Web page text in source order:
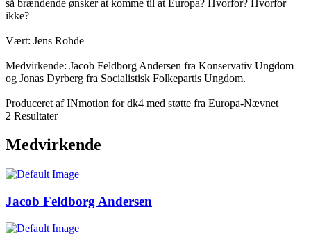
så brændende ønsker at komme til at Europa? Hvorfor? Hvorfor
ikke?
Vært: Jens Rohde
Medvirkende: Jacob Feldborg Andersen fra Konservativ Ungdom
og Jonas Dyrberg fra Socialistisk Folkepartis Ungdom.
Produceret af INmotion for dk4 med støtte fra Europa-Nævnet
2 Resultater
Medvirkende
Jacob Feldborg Andersen